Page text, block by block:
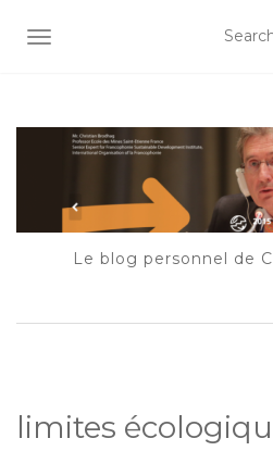
AFFICHER/MASQUER LA
Le blog personnel de
limites